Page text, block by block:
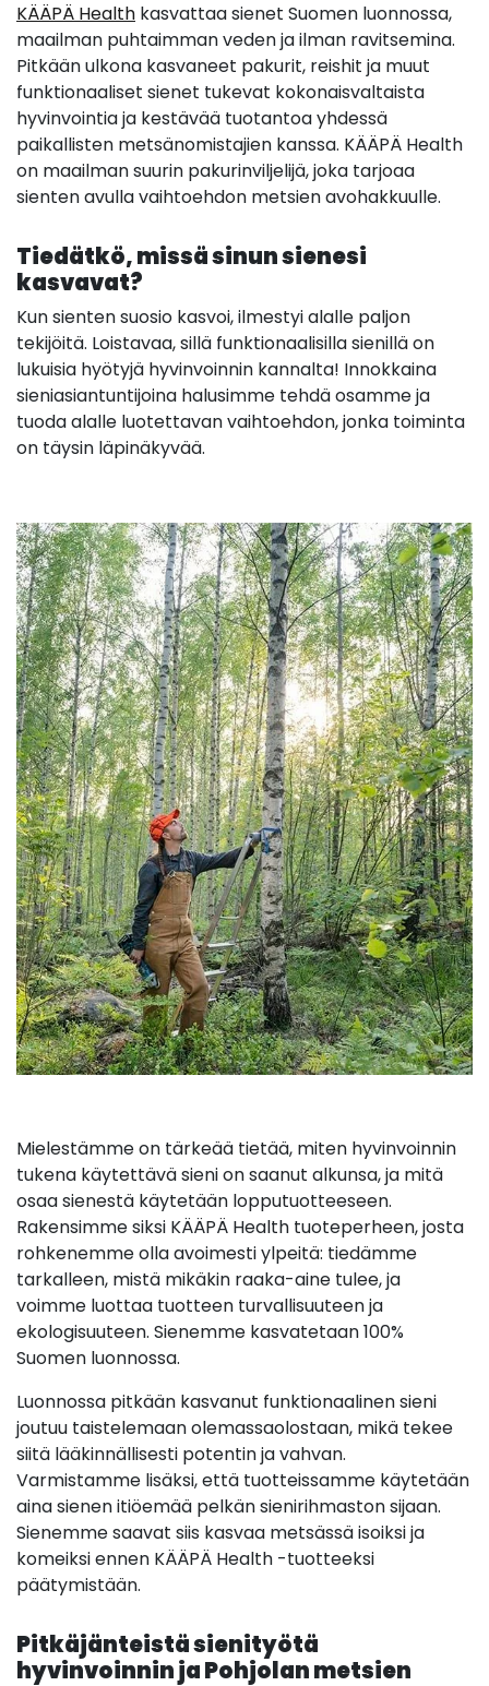
KÄÄPÄ Health kasvattaa sienet Suomen luonnossa,
maailman puhtaimman veden ja ilman ravitsemina.
Pitkään ulkona kasvaneet pakurit, reishit ja muut
funktionaaliset sienet tukevat kokonaisvaltaista
hyvinvointia ja kestävää tuotantoa yhdessä
paikallisten metsänomistajien kanssa. KÄÄPÄ Health
on maailman suurin pakurinviljelijä, joka tarjoaa
sienten avulla vaihtoehdon metsien avohakkuulle.
Tiedätkö, missä sinun sienesi
kasvavat?
Kun sienten suosio kasvoi, ilmestyi alalle paljon
tekijöitä. Loistavaa, sillä funktionaalisilla sienillä on
lukuisia hyötyjä hyvinvoinnin kannalta! Innokkaina
sieniasiantuntijoina halusimme tehdä osamme ja
tuoda alalle luotettavan vaihtoehdon, jonka toiminta
on täysin läpinäkyvää.
Mielestämme on tärkeää tietää, miten hyvinvoinnin
tukena käytettävä sieni on saanut alkunsa, ja mitä
osaa sienestä käytetään lopputuotteeseen.
Rakensimme siksi KÄÄPÄ Health tuoteperheen, josta
rohkenemme olla avoimesti ylpeitä: tiedämme
tarkalleen, mistä mikäkin raaka-aine tulee, ja
voimme luottaa tuotteen turvallisuuteen ja
ekologisuuteen. Sienemme kasvatetaan 100%
Suomen luonnossa.
Luonnossa pitkään kasvanut funktionaalinen sieni
joutuu taistelemaan olemassaolostaan, mikä tekee
siitä lääkinnällisesti potentin ja vahvan.
Varmistamme lisäksi, että tuotteissamme käytetään
aina sienen itiöemää pelkän sienirihmaston sijaan.
Sienemme saavat siis kasvaa metsässä isoiksi ja
komeiksi ennen KÄÄPÄ Health -tuotteeksi
päätymistään.
Pitkäjänteistä sienityötä
hyvinvoinnin ja Pohjolan metsien